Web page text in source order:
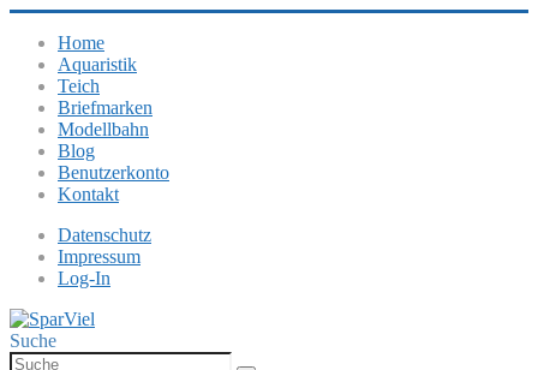
Home
Aquaristik
Teich
Briefmarken
Modellbahn
Blog
Benutzerkonto
Kontakt
Datenschutz
Impressum
Log-In
Suche